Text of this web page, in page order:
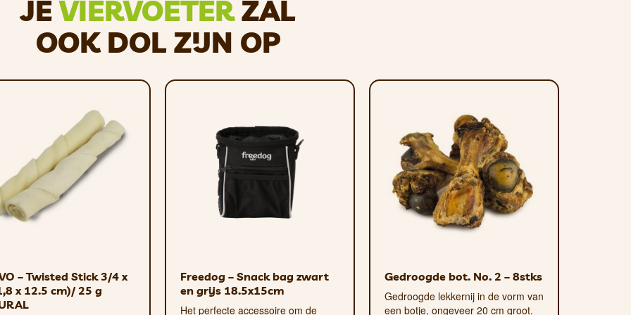
uitmaken. En omdat de paté uit gekookte ingrediënten bestaat, is hij zacht genoeg voor
met een allergie
kan echter overreageren op sommige dierlijke eiwitten. Daarom bieden we vijf
kip, rundvlees, kalkoen en een visduo van zalm en witte vis. Zo vindt iedereen de
op de maaltijd
JEVIERVOETERZAL
OOK DOL ZIJN OP
– Twisted Stick 3/4 x
x 12.5 cm)/ 25 g
Freedog – Snack bag zwart
en grijs 18.5x15cm
Het perfecte accessoire om de
Gedroogde bot. No. 2 – 8stks
Gedroogde lekkernij in de vorm van
een botje, ongeveer 20 cm groot.